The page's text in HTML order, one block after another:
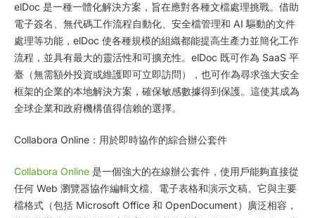
elDoc 是一種一體化解決方案，旨在應對各種文檔處理挑戰。借助
電子簽名、無代碼工作流程自動化、安全檔管理和 AI 驅動的文件
處理等功能，elDoc 使各種規模的組織都能提高生產力並簡化工作
流程，並具有最大的靈活性和可擴充性。elDoc 既可作為 SaaS 平
臺（無需額外投資或維護即可立即訪問），也可作為尋求強大安全
框架的企業的本地解決方案，確保敏感數據得到保護。這使其成為
全球企業和政府機構值得信賴的選擇。
Collabora Online：用於即時協作的綜合辦公套件
Collabora Online 是一個強大的在線辦公套件，使用戶能夠直接從
任何 Web 瀏覽器協作編輯文檔、電子表格和演示文稿。它與主要
檔格式（包括 Microsoft Office 和 OpenDocument）廣泛相容，